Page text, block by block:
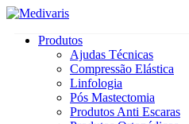
Produtos
Ajudas Técnicas
Compressão Elástica
Linfologia
Pós Mastectomia
Produtos Anti Escaras